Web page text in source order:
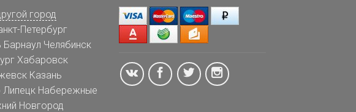
город
Петербург
Барнаул Челябинск
Хабаровск
Казань
Липецк Набережные
Новгород